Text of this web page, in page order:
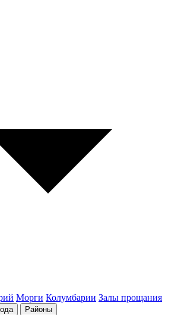
Морги Колумбарии Залы прощания
Районы